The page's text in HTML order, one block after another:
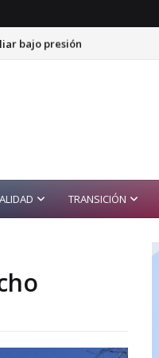
bajo presión
TRANSICIÓN